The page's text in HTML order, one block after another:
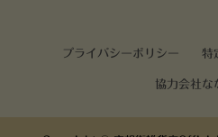
プライバシーポリシー 特
協力会社な